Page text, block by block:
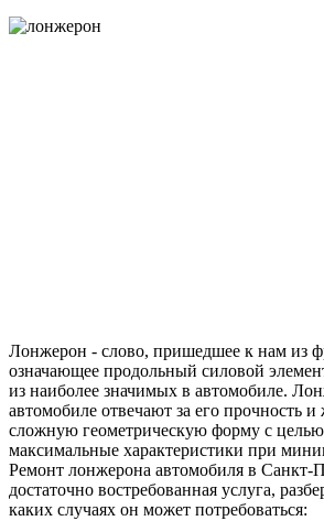
Лонжерон - слово, пришедшее к нам из
означающее продольный силовой
из наиболее значимых в автомобиле.
автомобиле отвечают за его прочность
сложную геометрическую форму с целью
максимальные характеристики при
Ремонт лонжерона автомобиля в Санкт-
достаточно востребованная услуга,
каких случаях он может потребоваться: